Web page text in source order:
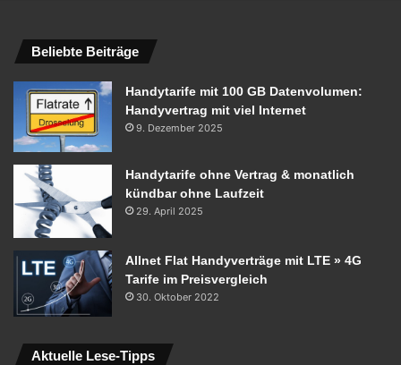
Beliebte Beiträge
Handytarife mit 100 GB Datenvolumen:
Handyvertrag mit viel Internet
9. Dezember 2025
Handytarife ohne Vertrag & monatlich
kündbar ohne Laufzeit
29. April 2025
Allnet Flat Handyverträge mit LTE » 4G
Tarife im Preisvergleich
30. Oktober 2022
Aktuelle Lese-Tipps